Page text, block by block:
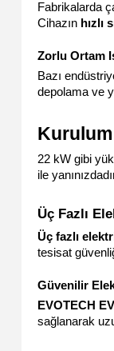
Fabrikalarda
Cihazın hızlı
Zorlu Ortam
Bazı
depolama ve
22 kW gibi
ile
Üç Fazlı
Üç fazlı
tesisat
Güvenilir
EVOTECH
sağlanarak